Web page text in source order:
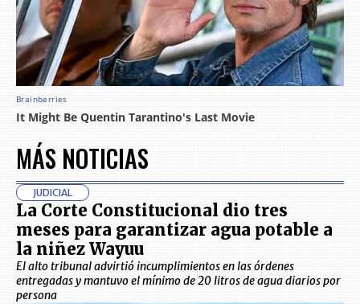
MÁS NOTICIAS
JUDICIAL
La Corte Constitucional dio tres
meses para garantizar agua potable a
la niñez Wayuu
El alto tribunal advirtió incumplimientos en las órdenes
entregadas y mantuvo el mínimo de 20 litros de agua diarios por
persona